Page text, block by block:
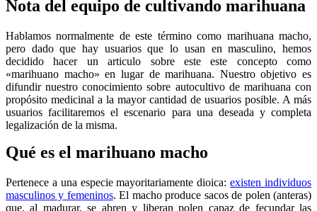
Nota del equipo de cultivando marihuana
Hablamos normalmente de este término como marihuana macho,
pero dado que hay usuarios que lo usan en masculino, hemos
decidido hacer un articulo sobre este este concepto como
«marihuano macho» en lugar de marihuana. Nuestro objetivo es
difundir nuestro conocimiento sobre autocultivo de marihuana con
propósito medicinal a la mayor cantidad de usuarios posible. A más
usuarios facilitaremos el escenario para una deseada y completa
legalización de la misma.
Qué es el marihuano macho
Pertenece a una especie mayoritariamente dioica:existen individuos
masculinos y femeninos. El macho produce sacos de polen (anteras)
que, al madurar, se abren y liberan polen capaz de fecundar las